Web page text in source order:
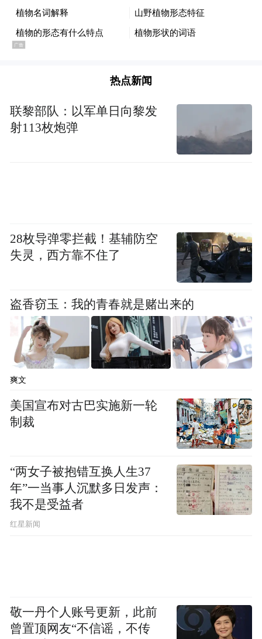
性群体中，经常饮酒的比例达到 35%，饮酒
目的主要是为了拓展社交圈与应对职场应酬
等家庭与职场中的功能性需求。在酒类选择
高，分别占比 24.49%、22.45%、22.45%，
反映出成熟群体对传统酒类及商务适配性酒
品的青睐。例如在商务宴请场合，白酒成为
拉近合作双方距离的媒介；家庭聚会时，红
热点新闻
联黎部队：以军单日向黎发
射113枚炮弹
28枚导弹零拦截！基辅防空
失灵，西方靠不住了
盗香窃玉：我的青春就是赌出来的
爽文
美国宣布对古巴实施新一轮
制裁
“两女子被抱错互换人生37
年”一当事人沉默多日发声：
我不是受益者
红星新闻
敬一丹个人账号更新，此前
曾置顶网友“不信谣，不传